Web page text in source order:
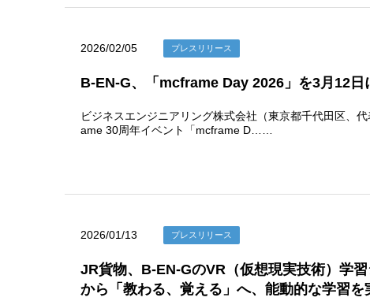
2026/02/05 プレスリリース
B-EN-G、「mcframe Day 2026」を3月12日
ビジネスエンジニアリング株式会社（東京都千代田区、
ame 30周年イベント「mcframe D……
2026/01/13 プレスリリース
JR貨物、B-EN-GのVR（仮想現実技術）学
から「教わる、覚える」へ、能動的な学習を